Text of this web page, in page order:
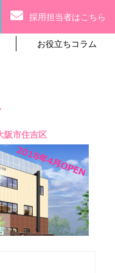
お役立ちコラム
採用担当者はこちら
阪市住吉区